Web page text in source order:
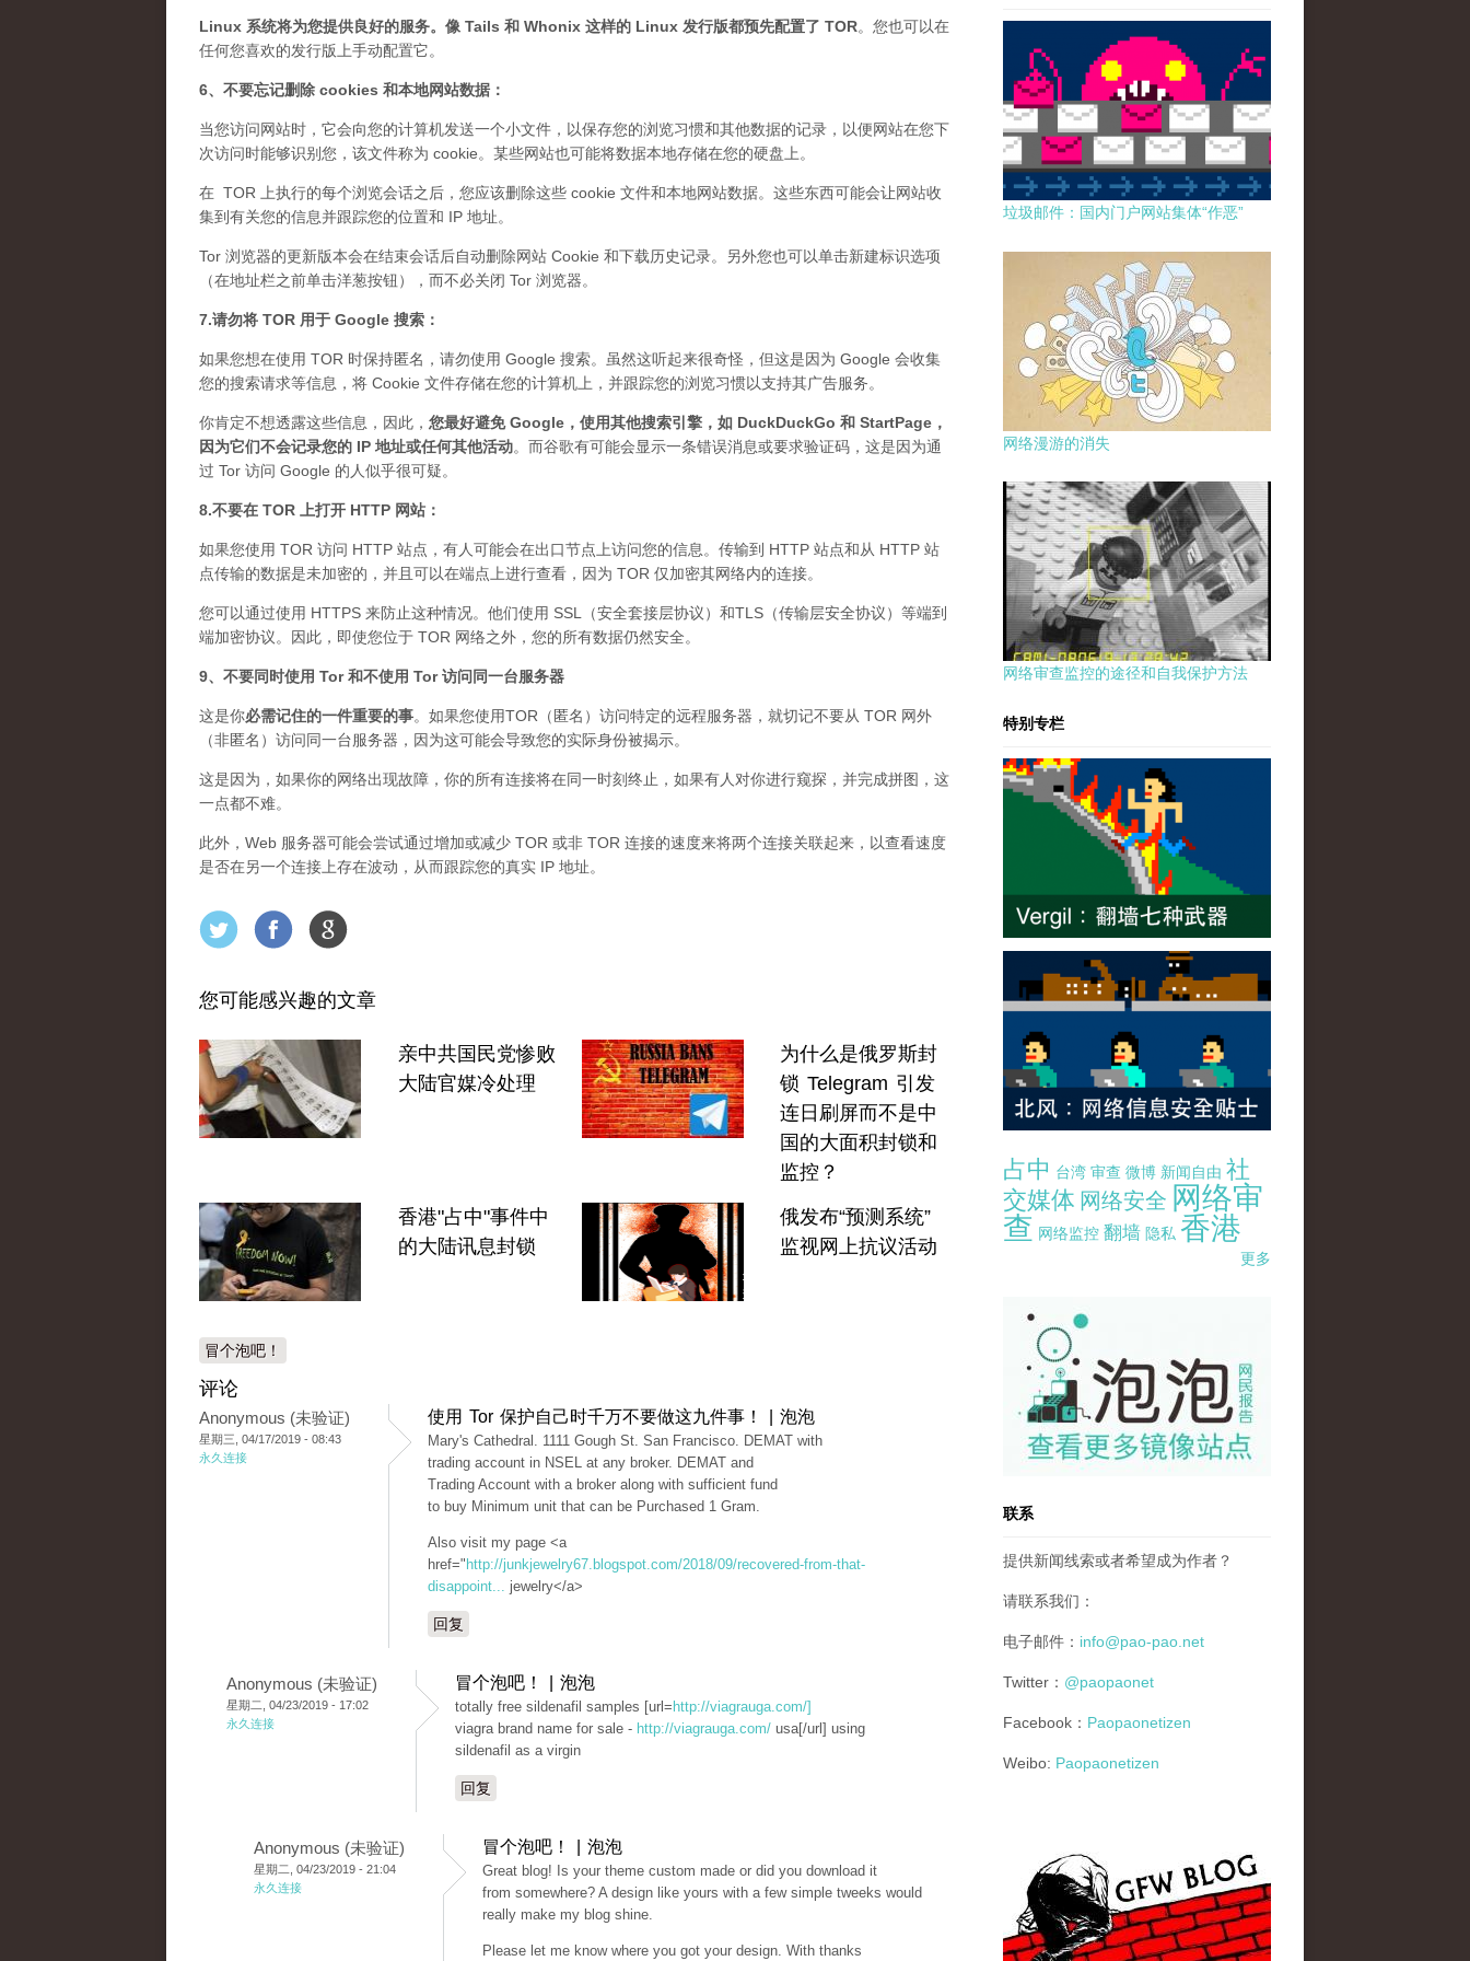
Linux 系统将为您提供良好的服务。像 Tails 和 Whonix 这样的 Linux 发行版都预先配置了 TOR。您也可以在
任何您喜欢的发行版上手动配置它。
6、不要忘记删除 cookies 和本地网站数据：
当您访问网站时，它会向您的计算机发送一个小文件，以保存您的浏览习惯和其他数据的记录，以便网站在您下
次访问时能够识别您，该文件称为 cookie。某些网站也可能将数据本地存储在您的硬盘上。
在 TOR 上执行的每个浏览会话之后，您应该删除这些 cookie 文件和本地网站数据。这些东西可能会让网站收
集到有关您的信息并跟踪您的位置和 IP 地址。
Tor 浏览器的更新版本会在结束会话后自动删除网站 Cookie 和下载历史记录。另外您也可以单击新建标识选项
（在地址栏之前单击洋葱按钮），而不必关闭 Tor 浏览器。
7.请勿将 TOR 用于 Google 搜索：
如果您想在使用 TOR 时保持匿名，请勿使用 Google 搜索。虽然这听起来很奇怪，但这是因为 Google 会收集
您的搜索请求等信息，将 Cookie 文件存储在您的计算机上，并跟踪您的浏览习惯以支持其广告服务。
你肯定不想透露这些信息，因此， 您最好避免 Google，使用其他搜索引擎，如 DuckDuckGo 和 StartPage，
因为它们不会记录您的 IP 地址或任何其他活动。而谷歌有可能会显示一条错误消息或要求验证码，这是因为通
过 Tor 访问 Google 的人似乎很可疑。
8.不要在 TOR 上打开 HTTP 网站：
如果您使用 TOR 访问 HTTP 站点，有人可能会在出口节点上访问您的信息。传输到 HTTP 站点和从 HTTP 站
点传输的数据是未加密的，并且可以在端点上进行查看，因为 TOR 仅加密其网络内的连接。
您可以通过使用 HTTPS 来防止这种情况。他们使用 SSL（安全套接层协议）和TLS（传输层安全协议）等端到
端加密协议。因此，即使您位于 TOR 网络之外，您的所有数据仍然安全。
9、不要同时使用 Tor 和不使用 Tor 访问同一台服务器
这是你必需记住的一件重要的事。如果您使用TOR（匿名）访问特定的远程服务器，就切记不要从 TOR 网外
（非匿名）访问同一台服务器，因为这可能会导致您的实际身份被揭示。
这是因为，如果你的网络出现故障，你的所有连接将在同一时刻终止，如果有人对你进行窥探，并完成拼图，这
一点都不难。
此外，Web 服务器可能会尝试通过增加或减少 TOR 或非 TOR 连接的速度来将两个连接关联起来，以查看速度
是否在另一个连接上存在波动，从而跟踪您的真实 IP 地址。
您可能感兴趣的文章
亲中共国民党惨败
大陆官媒冷处理
为什么是俄罗斯封
锁 Telegram 引发
连日刷屏而不是中
国的大面积封锁和
监控？
香港"占中"事件中
的大陆讯息封锁
俄发布“预测系统”
监视网上抗议活动
冒个泡吧！
评论
Anonymous (未验证)
星期三, 04/17/2019 - 08:43
永久连接
使用 Tor 保护自己时千万不要做这九件事！ | 泡泡
Mary's Cathedral. 1111 Gough St. San Francisco. DEMAT with
trading account in NSEL at any broker. DEMAT and
Trading Account with a broker along with sufficient fund
to buy Minimum unit that can be Purchased 1 Gram.
Also visit my page <a
href=" http://junkjewelry67.blogspot.com/2018/09/recovered-from-that-
disappoint... jewelry</a>
回复
Anonymous (未验证)
星期二, 04/23/2019 - 17:02
永久连接
冒个泡吧！ | 泡泡
totally free sildenafil samples [url= http://viagrauga.com/]
viagra brand name for sale - http://viagrauga.com/ usa[/url] using
sildenafil as a virgin
回复
Anonymous (未验证)
星期二, 04/23/2019 - 21:04
永久连接
冒个泡吧！ | 泡泡
Great blog! Is your theme custom made or did you download it
from somewhere? A design like yours with a few simple tweeks would
really make my blog shine.
Please let me know where you got your design. With thanks
垃圾邮件：国内门户网站集体“作恶”
网络漫游的消失
网络审查监控的途径和自我保护方法
特别专栏
占中 台湾 审查 微博 新闻自由 社
交媒体 网络安全 网络审
查 网络监控 翻墙 隐私 香港
更多
pao-pao-banner-mirror-site-120814.jpg
联系
提供新闻线索或者希望成为作者？
请联系我们：
电子邮件： info@pao-pao.net
Twitter： @paopaonet
Facebook： Paopaonetizen
Weibo: Paopaonetizen
gfw_blog_small.jpg